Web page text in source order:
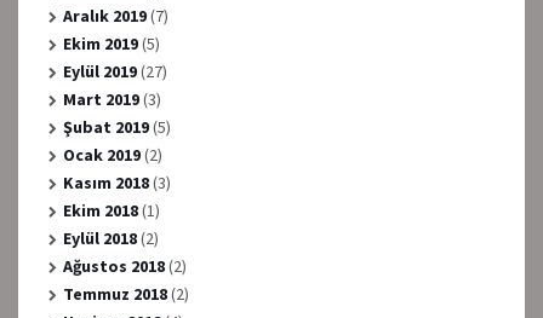
Aralık 2019(7)
Ekim 2019(5)
Eylül 2019(27)
Mart 2019(3)
Şubat 2019(5)
Ocak 2019(2)
Kasım 2018(3)
Ekim 2018(1)
Eylül 2018(2)
Ağustos 2018(2)
Temmuz 2018(2)